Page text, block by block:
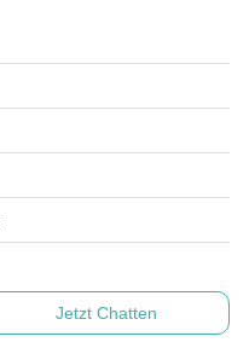
Jetzt Chatten